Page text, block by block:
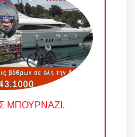
ΜΠΟΥΡΝΑΖΙ.